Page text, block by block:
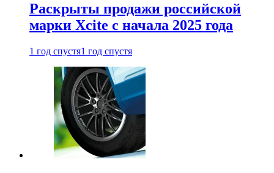
Раскрыты продажи российской
марки Xcite с начала 2025 года
1 год спустя1 год спустя